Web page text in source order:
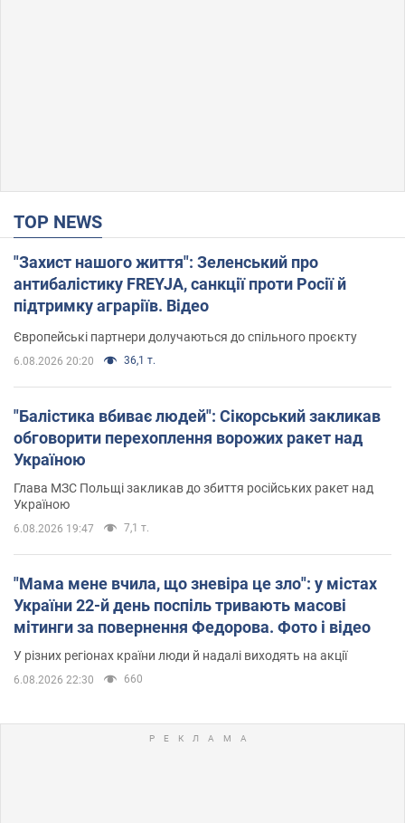
TOP NEWS
"Захист нашого життя": Зеленський про
антибалістику FREYJA, санкції проти Росії й
підтримку аграріїв. Відео
Європейські партнери долучаються до спільного проєкту
6.08.2026 20:20 36,1 т.
"Балістика вбиває людей": Сікорський закликав
обговорити перехоплення ворожих ракет над
Україною
Глава МЗС Польщі закликав до збиття російських ракет над
Україною
6.08.2026 19:47 7,1 т.
"Мама мене вчила, що зневіра це зло": у містах
України 22-й день поспіль тривають масові
мітинги за повернення Федорова. Фото і відео
У різних регіонах країни люди й надалі виходять на акції
6.08.2026 22:30 660